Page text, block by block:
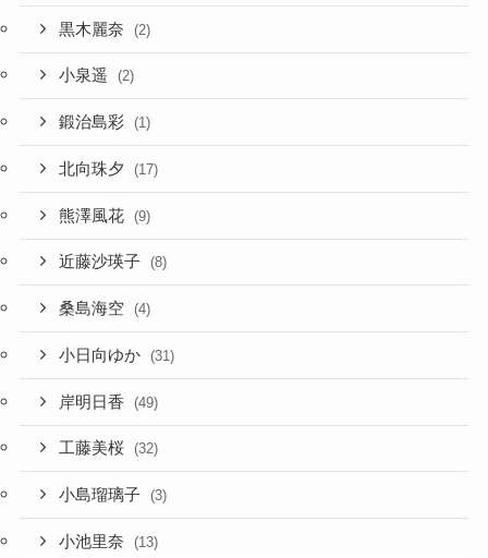
黒木麗奈 (2)
小泉遥 (2)
鍛治島彩 (1)
北向珠夕 (17)
熊澤風花 (9)
近藤沙瑛子 (8)
桑島海空 (4)
小日向ゆか (31)
岸明日香 (49)
工藤美桜 (32)
小島瑠璃子 (3)
小池里奈 (13)